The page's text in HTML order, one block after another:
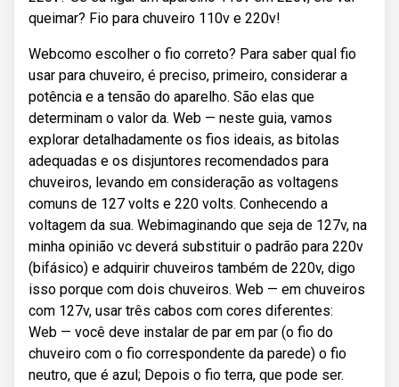
queimar? Fio para chuveiro 110v e 220v!
Webcomo escolher o fio correto? Para saber qual fio
usar para chuveiro, é preciso, primeiro, considerar a
potência e a tensão do aparelho. São elas que
determinam o valor da. Web — neste guia, vamos
explorar detalhadamente os fios ideais, as bitolas
adequadas e os disjuntores recomendados para
chuveiros, levando em consideração as voltagens
comuns de 127 volts e 220 volts. Conhecendo a
voltagem da sua. Webimaginando que seja de 127v, na
minha opinião vc deverá substituir o padrão para 220v
(bifásico) e adquirir chuveiros também de 220v, digo
isso porque com dois chuveiros. Web — em chuveiros
com 127v, usar três cabos com cores diferentes:
Web — você deve instalar de par em par (o fio do
chuveiro com o fio correspondente da parede) o fio
neutro, que é azul; Depois o fio terra, que pode ser.